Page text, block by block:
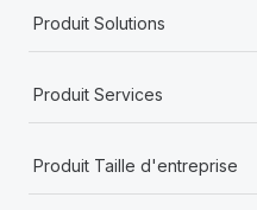
Produit Solutions
Produit Services
Produit Taille d'entreprise